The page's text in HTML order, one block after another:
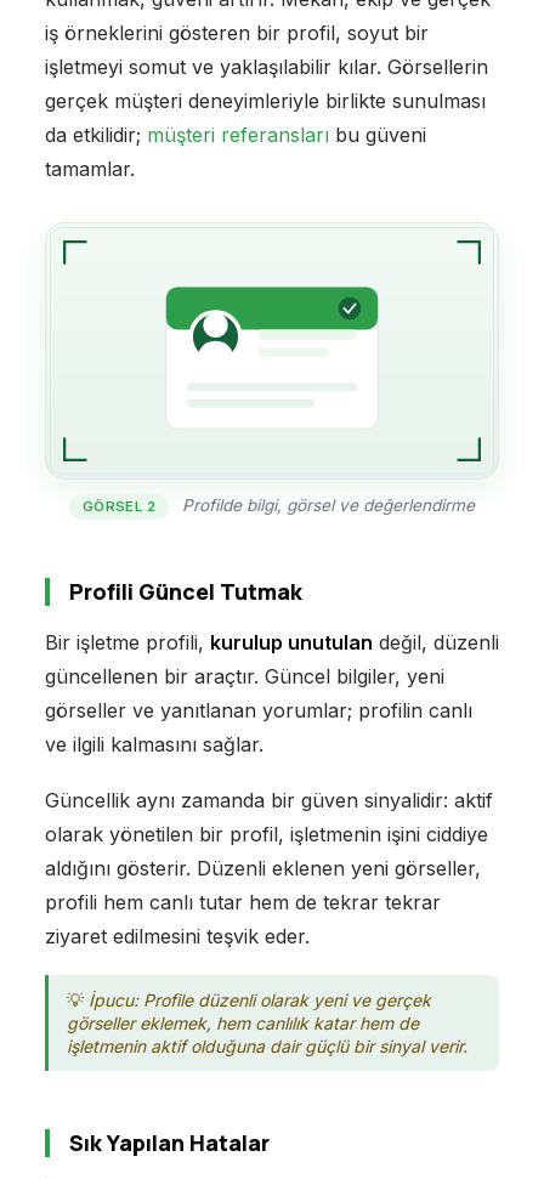
iş örneklerini gösteren bir profil, soyut bir
işletmeyi somut ve yaklaşılabilir kılar. Görsellerin
gerçek müşteri deneyimleriyle birlikte sunulması
da etkilidir; müşteri referanslarıbu güveni
tamamlar.
GÖRSEL 2 Profilde bilgi, görsel ve değerlendirme
Profili Güncel Tutmak
Bir işletme profili, kurulup unutulan değil, düzenli
güncellenen bir araçtır. Güncel bilgiler, yeni
görseller ve yanıtlanan yorumlar; profilin canlı
ve ilgili kalmasını sağlar.
Güncellik aynı zamanda bir güven sinyalidir: aktif
olarak yönetilen bir profil, işletmenin işini ciddiye
aldığını gösterir. Düzenli eklenen yeni görseller,
profili hem canlı tutar hem de tekrar tekrar
ziyaret edilmesini teşvik eder.
İpucu: Profile düzenli olarak yeni ve gerçek
görseller eklemek, hem canlılık katar hem de
işletmenin aktif olduğuna dair güçlü bir sinyal verir.
Sık Yapılan Hatalar